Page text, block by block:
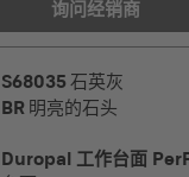
询问经销商
S68035 石英灰
BR 明亮的石头
Duropal 工作台面